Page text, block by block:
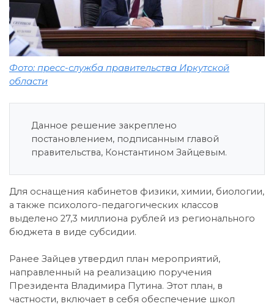
Фото: пресс-служба правительства Иркутской
области
Данное решение закреплено
постановлением, подписанным главой
правительства, Константином Зайцевым.
Для оснащения кабинетов физики, химии, биологии,
а также психолого-педагогических классов
выделено 27,3 миллиона рублей из регионального
бюджета в виде субсидии.
Ранее Зайцев утвердил план мероприятий,
направленный на реализацию поручения
Президента Владимира Путина. Этот план, в
частности, включает в себя обеспечение школ